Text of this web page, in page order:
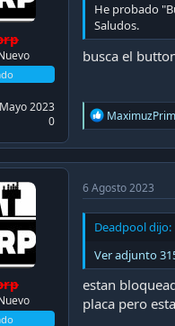
ó
n
2023
0
He probado
Saludos.
busca el
R
e
i
o
n
s
6 Agosto 2023
Deadpool dijo:
Ver adjunto
estan
placa pero